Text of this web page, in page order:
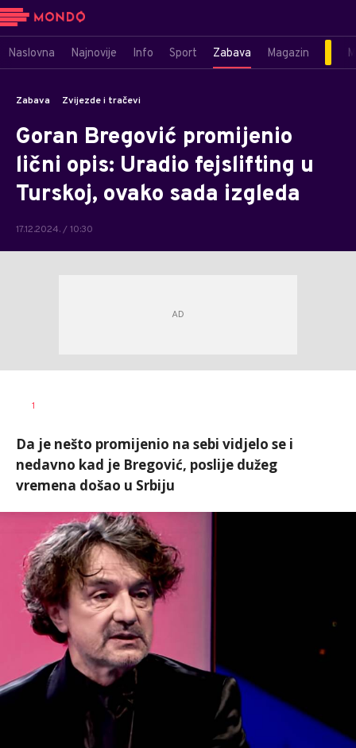
Naslovna Najnovije Info Sport Zabava Magazin
Zabava Zvijezde i tračevi
Goran Bregović promijenio
lični opis: Uradio fejslifting u
Turskoj, ovako sada izgleda
17.12.2024. / 10:30
1
Da je nešto promijenio na sebi vidjelo se i
nedavno kad je Bregović, poslije dužeg
vremena došao u Srbiju